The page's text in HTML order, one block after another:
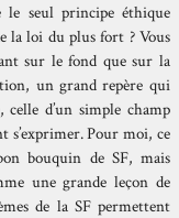
le seul principe éthique
la loi du plus fort ? Vous
sur le fond que sur la
un grand repère qui
celle d’un simple champ
s’exprimer. Pour moi, ce
bouquin de SF, mais
une grande leçon de
de la SF permettent